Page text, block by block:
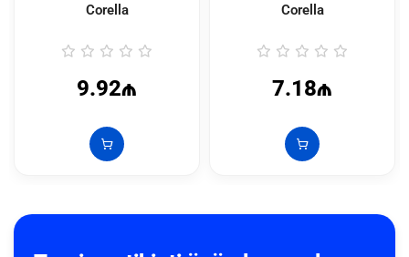
Corella
9.92₼
Corella
7.18₼